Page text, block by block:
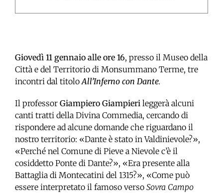
Giovedì 11 gennaio alle ore 16, presso il Museo della
Città e del Territorio di Monsummano Terme, tre
incontri dal titolo All’Inferno con Dante.
Il professor Giampiero Giampieri leggerà alcuni
canti tratti della Divina Commedia, cercando di
rispondere ad alcune domande che riguardano il
nostro territorio: «Dante è stato in Valdinievole?»,
«Perché nel Comune di Pieve a Nievole c’è il
cosiddetto Ponte di Dante?», «Era presente alla
Battaglia di Montecatini del 1315?», «Come può
essere interpretato il famoso verso Sovra Campo